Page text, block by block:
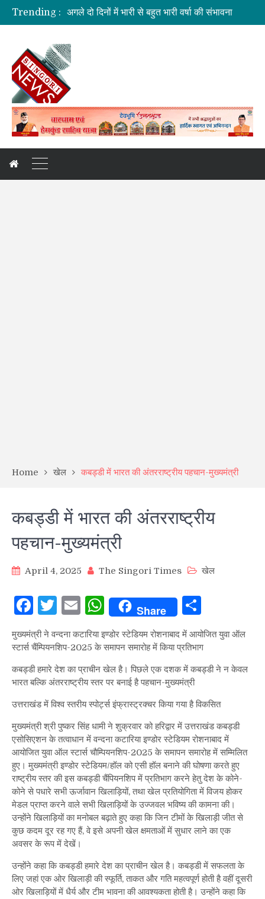
Trending :
अगले दो दिनों में भारी से बहुत भारी वर्षा की संभावना
दुःखदः वाहन दुर्घटनाग्रस्त, पांच की मौत
कांवड़ यात्रा: देखिए, नीलकंठ क्षेत्र की झलकियां
Home खेल कबड्डी में भारत की अंतरराष्ट्रीय पहचान-मुख्यमंत्री
कबड्डी में भारत की अंतरराष्ट्रीय
पहचान-मुख्यमंत्री
April 4, 2025 The Singori Times खेल
Facebook
Twitter
EmailWhatsApp
Share
मुख्यमंत्री ने वन्दना कटारिया इण्डोर स्टेडियम रोशनाबाद में आयोजित युवा ऑल
स्टार्स चैंम्पियनशिप-2025 के समापन समारोह में किया प्रतिभाग
कबड्डी हमारे देश का प्राचीन खेल है। पिछले एक दशक में कबड्डी ने न केवल
भारत बल्कि अंतरराष्ट्रीय स्तर पर बनाई है पहचान-मुख्यमंत्री
उत्तराखंड में विश्व स्तरीय स्पोर्ट्स इंफ्रास्ट्रक्चर किया गया है विकसित
मुख्यमंत्री श्री पुष्कर सिंह धामी ने शुक्रवार को हरिद्वार में उत्तराखंड कबड्डी
एसोसिएशन के तत्वाधान में वन्दना कटारिया इण्डोर स्टेडियम रोशनाबाद में
आयोजित युवा ऑल स्टार्स चौम्पियनशिप-2025 के समापन समारोह में सम्मिलित
हुए। मुख्यमंत्री इण्डोर स्टेडियम/हॉल को एसी हॉल बनाने की घोषणा करते हुए
राष्ट्रीय स्तर की इस कबड्डी चैंपियनशिप में प्रतिभाग करने हेतु देश के कोने-
कोने से पधारे सभी ऊर्जावान खिलाड़ियों, तथा खेल प्रतियोगिता में विजय होकर
मेडल प्राप्त करने वाले सभी खिलाड़ियों के उज्जवल भविष्य की कामना की।
उन्होंने खिलाड़ियों का मनोबल बढ़ाते हुए कहा कि जिन टीमों के खिलाड़ी जीत से
कुछ कदम दूर रह गए हैं, वे इसे अपनी खेल क्षमताओं में सुधार लाने का एक
अवसर के रूप में देखें।
उन्होंने कहा कि कबड्डी हमारे देश का प्राचीन खेल है। कबड्डी में सफलता के
लिए जहां एक ओर खिलाड़ी की स्फूर्ति, ताकत और गति महत्वपूर्ण होती है वहीं दूसरी
ओर खिलाड़ियों में धैर्य और टीम भावना की आवश्यकता होती है। उन्होंने कहा कि